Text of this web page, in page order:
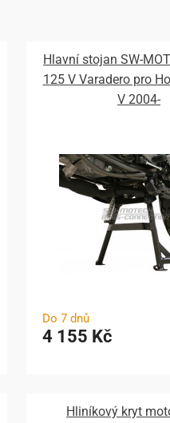
Hlavní stojan SW-
125 V Varadero pro
V 2004-
Do 7 dnů
4 155 Kč
Hliníkový kryt